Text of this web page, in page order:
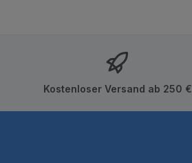
Kostenloser Versand ab 250 €